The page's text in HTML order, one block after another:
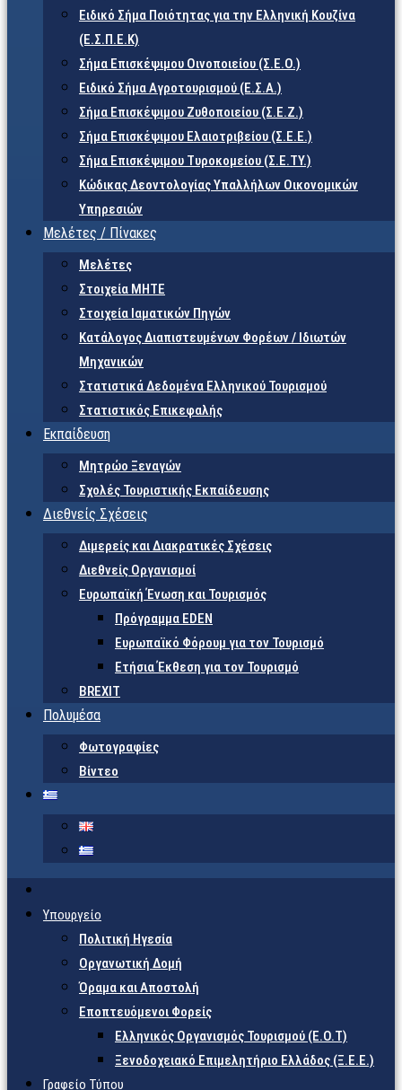
Ειδικό Σήμα Ποιότητας για την Ελληνική Κουζίνα
(Ε.Σ.Π.Ε.Κ)
Σήμα Επισκέψιμου Οινοποιείου (Σ.Ε.Ο.)
Ειδικό Σήμα Αγροτουρισμού (Ε.Σ.Α.)
Σήμα Επισκέψιμου Ζυθοποιείου (Σ.Ε.Ζ.)
Σήμα Επισκέψιμου Ελαιοτριβείου (Σ.Ε.Ε.)
Σήμα Επισκέψιμου Τυροκομείου (Σ.Ε.TY.)
Κώδικας Δεοντολογίας Υπαλλήλων Οικονομικών
Υπηρεσιών
Μελέτες / Πίνακες
Μελέτες
Στοιχεία ΜΗΤΕ
Στοιχεία Ιαματικών Πηγών
Κατάλογος Διαπιστευμένων Φορέων / Ιδιωτών
Μηχανικών
Στατιστικά Δεδομένα Ελληνικού Τουρισμού
Στατιστικός Επικεφαλής
Εκπαίδευση
Μητρώο Ξεναγών
Σχολές Τουριστικής Εκπαίδευσης
Διεθνείς Σχέσεις
Διμερείς και Διακρατικές Σχέσεις
Διεθνείς Οργανισμοί
Ευρωπαϊκή Ένωση και Τουρισμός
Πρόγραμμα EDEN
Ευρωπαϊκό Φόρουμ για τον Τουρισμό
Ετήσια Έκθεση για τον Τουρισμό
BREXIT
Πολυμέσα
Φωτογραφίες
Βίντεο
Υπουργείο
Πολιτική Ηγεσία
Οργανωτική Δομή
Όραμα και Αποστολή
Εποπτευόμενοι Φορείς
Eλληνικός Οργανισμός Τουρισμού (Ε.Ο.Τ)
Ξενοδοχειακό Επιμελητήριο Ελλάδος (Ξ.Ε.Ε.)
Γραφείο Τύπου